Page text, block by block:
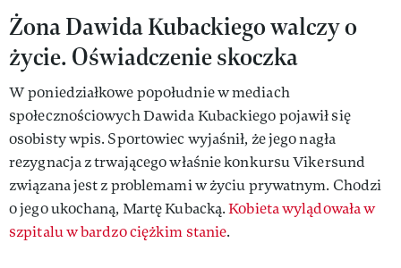
Żona Dawida Kubackiego walczy o
życie. Oświadczenie skoczka
W poniedziałkowe popołudnie w mediach
społecznościowych Dawida Kubackiego pojawił się
osobisty wpis. Sportowiec wyjaśnił, że jego nagła
rezygnacja z trwającego właśnie konkursu Vikersund
związana jest z problemami w życiu prywatnym. Chodzi
o jego ukochaną, Martę Kubacką.Kobieta wylądowała w
szpitalu w bardzo ciężkim stanie.